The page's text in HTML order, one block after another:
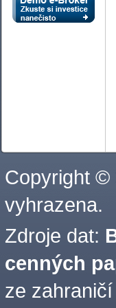
Copyright ©
vyhrazena.
Zdroje dat:
cenných
ze